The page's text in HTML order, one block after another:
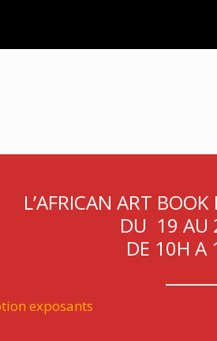
L’AFRICAN ART
DU 19 AU
DE 10H A
exposants